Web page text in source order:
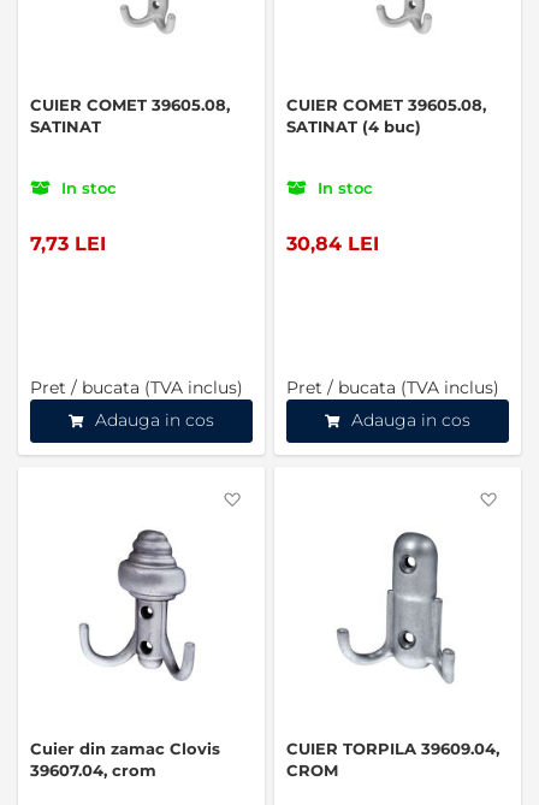
CUIER COMET 39605.08,
SATINAT
In stoc
7,73 LEI
Pret / bucata (TVA inclus)
Adauga in cos
CUIER COMET 39605.08,
SATINAT (4 buc)
In stoc
30,84 LEI
Pret / bucata (TVA inclus)
Adauga in cos
Cuier din zamac Clovis
39607.04, crom
CUIER TORPILA 39609.04,
CROM